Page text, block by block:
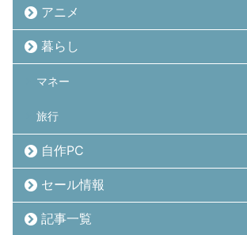
アニメ
暮らし
マネー
旅行
自作PC
セール情報
記事一覧